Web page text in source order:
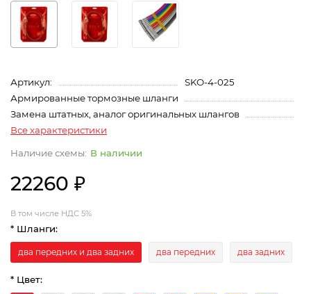
Артикул:
SKO-4-025
Армированные тормозные шланги
Замена штатных, аналог оригинальных шлангов
Все характеристики
В наличии
22260 ₽
В том числе НДС 5%
* Шланги:
два передних и два задних два передних два задних
* Цвет: